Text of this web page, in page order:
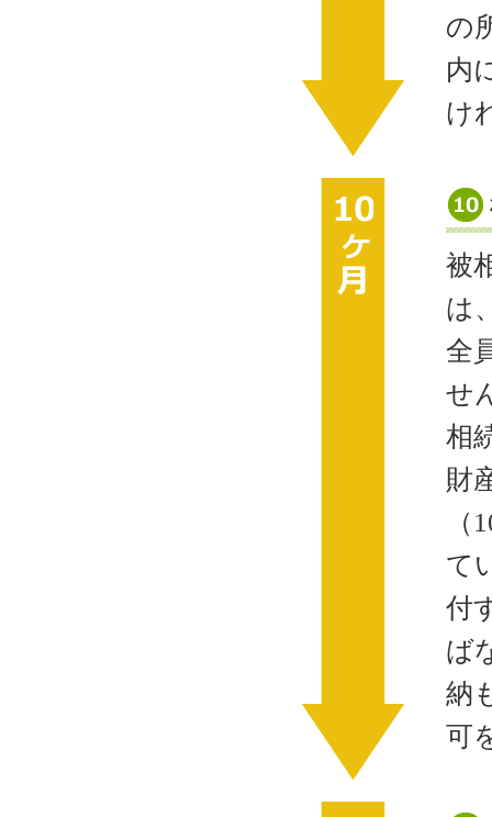
の
内
け
被
は
全
せ
相
財
て
付
ば
納
可